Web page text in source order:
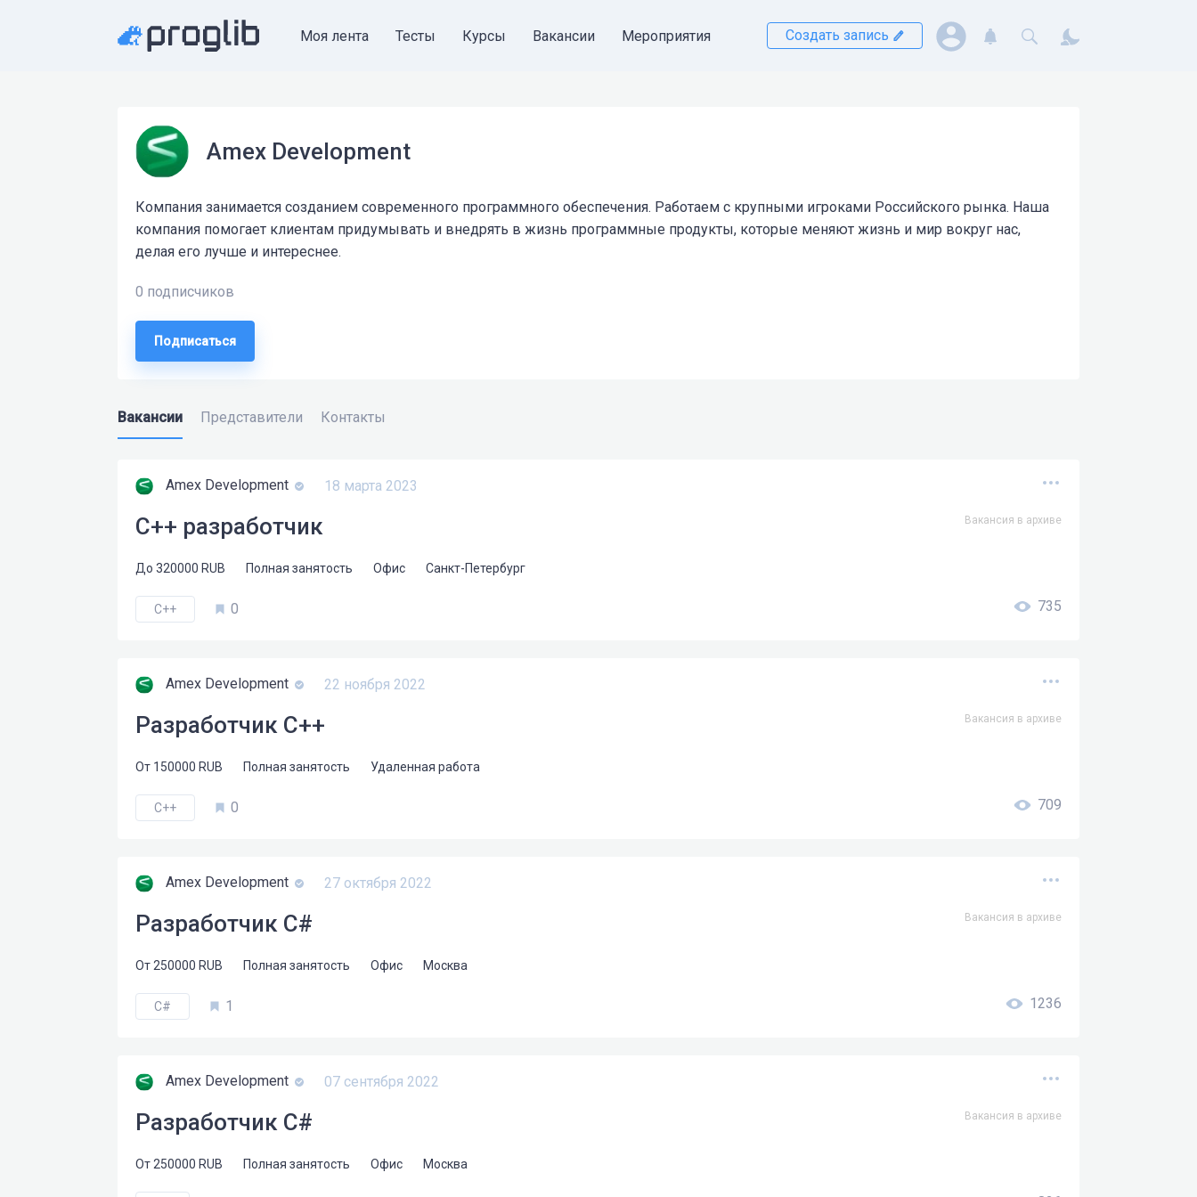
Моя лента Тесты Курсы Вакансии Мероприятия Создать запись
Amex Development
Компания занимается созданием современного программного обеспечения. Работаем с крупными игроками Российского рынка. Наша
компания помогает клиентам придумывать и внедрять в жизнь программные продукты, которые меняют жизнь и мир вокруг нас,
делая его лучше и интереснее.
0 подписчиков
Подписаться
Вакансии Представители Контакты
Amex Development 18 марта 2023
C++ разработчик Вакансия в архиве
До 320000 RUB Полная занятость Офис Санкт-Петербург
C++ 0 735
Amex Development 22 ноября 2022
Разработчик C++ Вакансия в архиве
От 150000 RUB Полная занятость Удаленная работа
C++ 0 709
Amex Development 27 октября 2022
Разработчик C# Вакансия в архиве
От 250000 RUB Полная занятость Офис Москва
C# 1 1236
Amex Development 07 сентября 2022
Разработчик C# Вакансия в архиве
От 250000 RUB Полная занятость Офис Москва